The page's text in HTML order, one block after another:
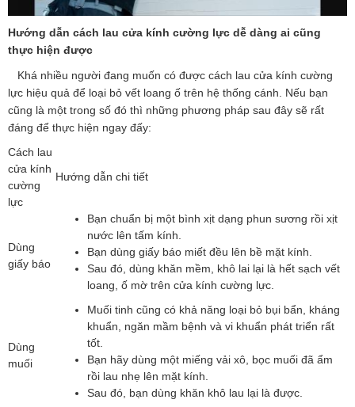
Hướng dẫn cách lau cửa kính cường lực dễ dàng ai cũng
thực hiện được
Khá nhiều người đang muốn có được cách lau cửa kính cường
lực hiệu quả để loại bỏ vết loang ố trên hệ thống cánh. Nếu bạn
cũng là một trong số đó thì những phương pháp sau đây sẽ rất
đáng để thực hiện ngay đấy:
Cách lau
cửa kính
cường
lực
Hướng dẫn chi tiết
Dùng
giấy báo
Bạn chuẩn bị một bình xịt dạng phun sương rồi xịt
nước lên tấm kính.
Bạn dùng giấy báo miết đều lên bề mặt kính.
Sau đó, dùng khăn mềm, khô lai lại là hết sạch vết
loang, ố mờ trên cửa kính cường lực.
Dùng
muối
Muối tinh cũng có khả năng loại bỏ bụi bẩn, kháng
khuẩn, ngăn mầm bệnh và vi khuẩn phát triển rất
tốt.
Bạn hãy dùng một miếng vải xô, bọc muối đã ẩm
rồi lau nhẹ lên mặt kính.
Sau đó, bạn dùng khăn khô lau lại là được.